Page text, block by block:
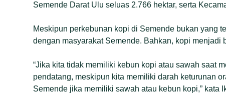
Semende Darat Ulu seluas 2.766 hektar, serta
Meskipun perkebunan kopi di Semende bukan yang
dengan masyarakat Semende. Bahkan, kopi
“Jika kita tidak memiliki kebun kopi atau sawah saat
pendatang, meskipun kita memiliki darah keturunan
Semende jika memiliki sawah atau kebun kopi,”